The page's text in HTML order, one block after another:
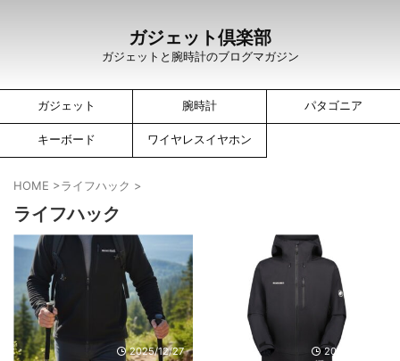
ガジェット倶楽部
ガジェットと腕時計のブログマガジン
ガジェット 腕時計 パタゴニア
キーボード ワイヤレスイヤホン
HOME >ライフハック >
ライフハック
2025/12/27 2025/12/21